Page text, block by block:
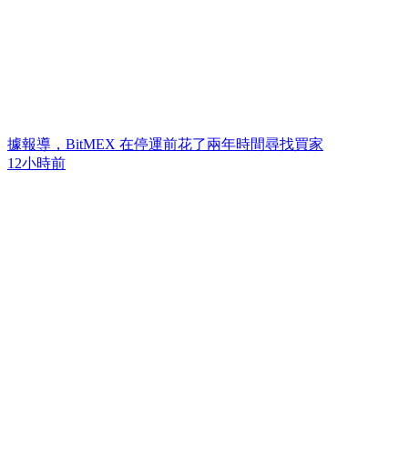
據報導，BitMEX 在停運前花了兩年時間尋找買家
12小時前